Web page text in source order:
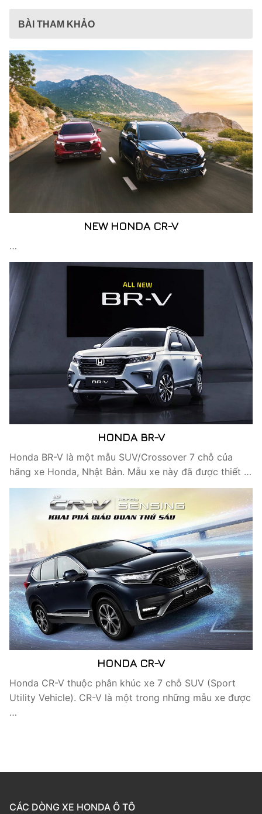
BÀI THAM KHẢO
NEW HONDA CR-V
…
HONDA BR-V
Honda BR-V là một mẫu SUV/Crossover 7 chỗ của
hãng xe Honda, Nhật Bản. Mẫu xe này đã được thiết …
HONDA CR-V
Honda CR-V thuộc phân khúc xe 7 chỗ SUV (Sport
Utility Vehicle). CR-V là một trong những mẫu xe được
…
CÁC DÒNG XE HONDA Ô TÔ